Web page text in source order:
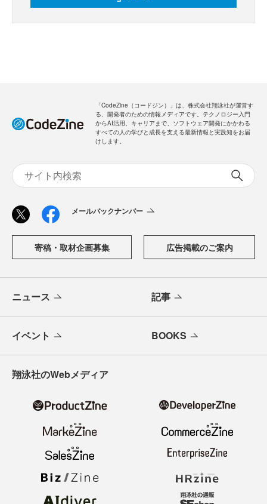
「CodeZine（コードジン）」は、株式会社翔泳社が運営す
る、開発者のための情報メディアです。テクノロジー入門
からAI活用、キャリアまで、ソフトウェア開発にかかわる
すべての人の学びと成長を支える最新情報と実践知をお届
けします。
メールバックナンバー
寄稿・取材企画募集 広告掲載のご案内
ニュース 記事
イベント BOOKS
翔泳社のWebメディア